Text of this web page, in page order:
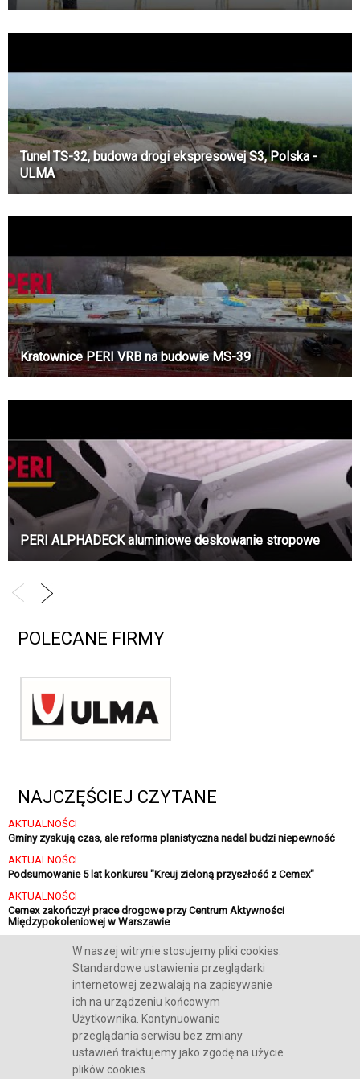
W naszej witrynie stosujemy pliki cookies.
Standardowe ustawienia przeglądarki
internetowej zezwalają na zapisywanie
ich na urządzeniu końcowym
Użytkownika. Kontynuowanie
przeglądania serwisu bez zmiany
ustawień traktujemy jako zgodę na użycie
plików cookies.
Tunel TS-32, budowa drogi ekspresowej S3, Polska -
ULMA
Kratownice PERI VRB na budowie MS-39
PERI ALPHADECK aluminiowe deskowanie stropowe
POLECANE FIRMY
NAJCZĘŚCIEJ CZYTANE
AKTUALNOŚCI
Gminy zyskują czas, ale reforma planistyczna nadal budzi niepewność
AKTUALNOŚCI
Podsumowanie 5 lat konkursu "Kreuj zieloną przyszłość z Cemex"
AKTUALNOŚCI
Cemex zakończył prace drogowe przy Centrum Aktywności
Międzypokoleniowej w Warszawie
Sika finalizuje strategiczną inwestycję w Polsce
REKLAMA KONTAKT POLITYKA COOKIES